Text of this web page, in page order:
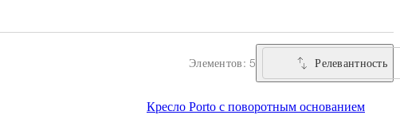
Элементов: 5 Релевантность
Кресло Porto с поворотным основанием